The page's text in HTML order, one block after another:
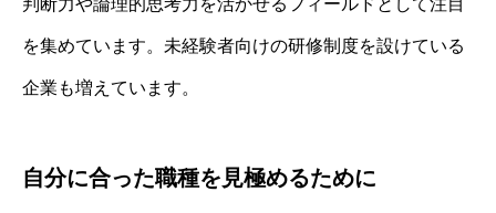
を集めています。未経験者向けの研修制度を設けている
企業も増えています。
自分に合った職種を見極めるために